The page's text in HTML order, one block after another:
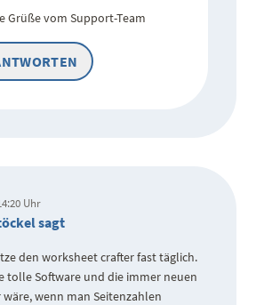
Grüße vom Support-Team
Uhr
sagt
den worksheet crafter fast täglich.
tolle Software und die immer neuen
wäre, wenn man Seitenzahlen